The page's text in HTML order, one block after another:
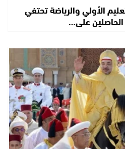
الأولي والرياضة تحتفي
على…